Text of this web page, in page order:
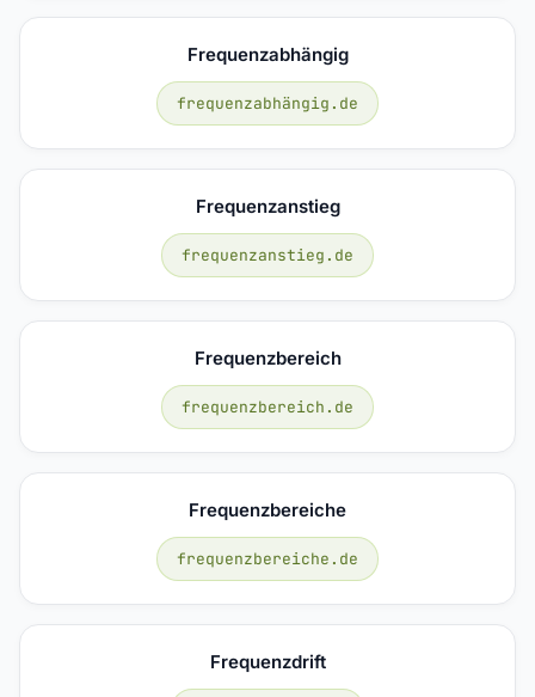
Frequenzabhängig
frequenzabhängig.de
Frequenzanstieg
frequenzanstieg.de
Frequenzbereich
frequenzbereich.de
Frequenzbereiche
frequenzbereiche.de
Frequenzdrift